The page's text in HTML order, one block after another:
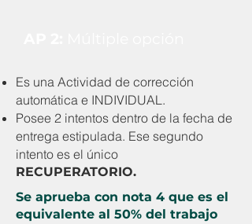
Es una Actividad de corrección
automática e INDIVIDUAL.
Posee 2 intentos dentro de la fecha de
entrega estipulada. Ese segundo
intento es el único
RECUPERATORIO.
Se aprueba con nota 4 que es el
equivalente al 50% del trabajo